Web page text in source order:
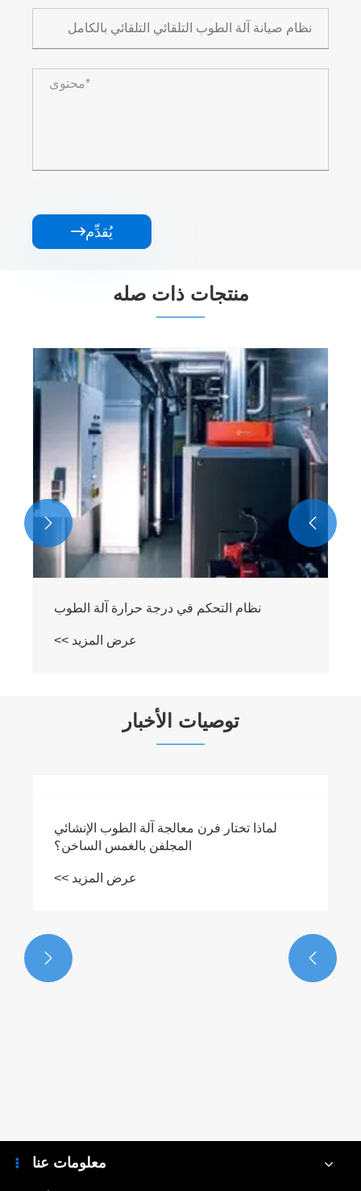
يُقدِّم
منتجات ذات صله
نظام التحكم في درجة حرارة آلة الطوب
عرض المزيد >>


توصيات الأخبار
لماذا تختار فرن معالجة آلة الطوب الإنشائي
المجلفن بالغمس الساخن؟
عرض المزيد >>


معلومات عنا